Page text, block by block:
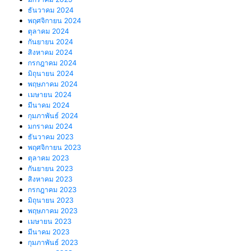
ธันวาคม 2024
พฤศจิกายน 2024
ตุลาคม 2024
กันยายน 2024
สิงหาคม 2024
กรกฎาคม 2024
มิถุนายน 2024
พฤษภาคม 2024
เมษายน 2024
มีนาคม 2024
กุมภาพันธ์ 2024
มกราคม 2024
ธันวาคม 2023
พฤศจิกายน 2023
ตุลาคม 2023
กันยายน 2023
สิงหาคม 2023
กรกฎาคม 2023
มิถุนายน 2023
พฤษภาคม 2023
เมษายน 2023
มีนาคม 2023
กุมภาพันธ์ 2023